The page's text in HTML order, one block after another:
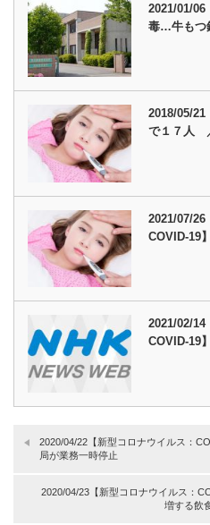
2021/01/06
毒…牛もつ
2018/05/21
で１７人
2021/07/26
COVID-19
2021/02/14
COVID-19
2020/04/22【新型コロナウイルス：
局が業務一時停止
2020/04/23【新型コロナウイルス：
増する飲